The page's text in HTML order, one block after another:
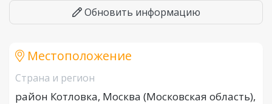
Обновить информацию
Местоположение
Страна и регион
район Котловка, Москва (Московская область),